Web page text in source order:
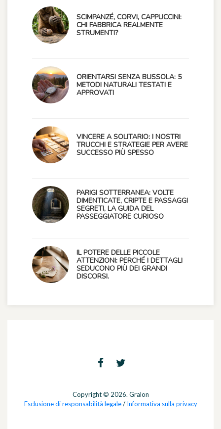
SCIMPANZÉ, CORVI, CAPPUCCINI:
CHI FABBRICA REALMENTE
STRUMENTI?
ORIENTARSI SENZA BUSSOLA: 5
METODI NATURALI TESTATI E
APPROVATI
VINCERE A SOLITARIO: I NOSTRI
TRUCCHI E STRATEGIE PER AVERE
SUCCESSO PIÙ SPESSO
PARIGI SOTTERRANEA: VOLTE
DIMENTICATE, CRIPTE E PASSAGGI
SEGRETI, LA GUIDA DEL
PASSEGGIATORE CURIOSO
IL POTERE DELLE PICCOLE
ATTENZIONI: PERCHÉ I DETTAGLI
SEDUCONO PIÙ DEI GRANDI
DISCORSI.
Copyright © 2026. Gralon
Esclusione di responsabilità legale/ Informativa sulla privacy